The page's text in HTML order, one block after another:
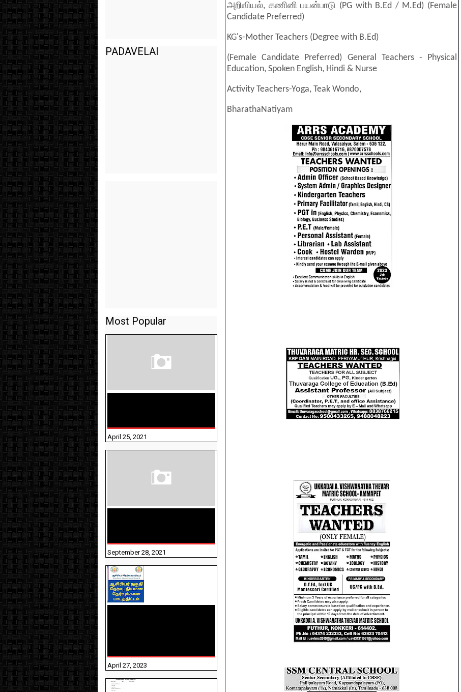
அறிவியல், கணினி பயன்பாடு (PG with B.Ed / M.Ed) (Female
Candidate Preferred)
KG's-Mother Teachers (Degree with B.Ed)
(Female Candidate Preferred) General Teachers - Physical
Education, Spoken English, Hindi & Nurse
Activity Teachers-Yoga, Teak Wondo,
BharathaNatiyam
PADAVELAI
Most Popular
April 25, 2021
September 28, 2021
April 27, 2023